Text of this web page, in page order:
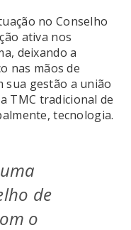
no Conselho
ativa nos
deixando a
nas mãos de
sua gestão a união
TMC tradicional de
tecnologia.
de
o